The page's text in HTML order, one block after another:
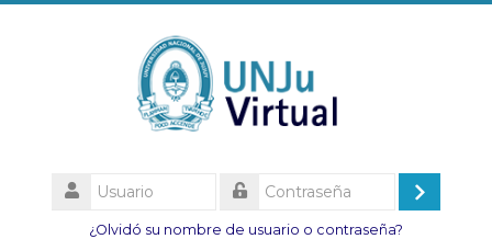
Usuario
Contraseña
Acceder
¿Olvidó su nombre de usuario o contraseña?